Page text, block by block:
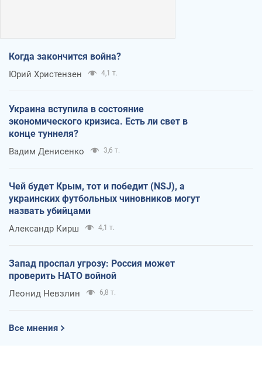
Когда закончится война?
Юрий Христензен 4,1 т.
Украина вступила в состояние
экономического кризиса. Есть ли свет в
конце туннеля?
Вадим Денисенко 3,6 т.
Чей будет Крым, тот и победит (NSJ), а
украинских футбольных чиновников могут
назвать убийцами
Александр Кирш 4,1 т.
Запад проспал угрозу: Россия может
проверить НАТО войной
Леонид Невзлин 6,8 т.
Все мнения